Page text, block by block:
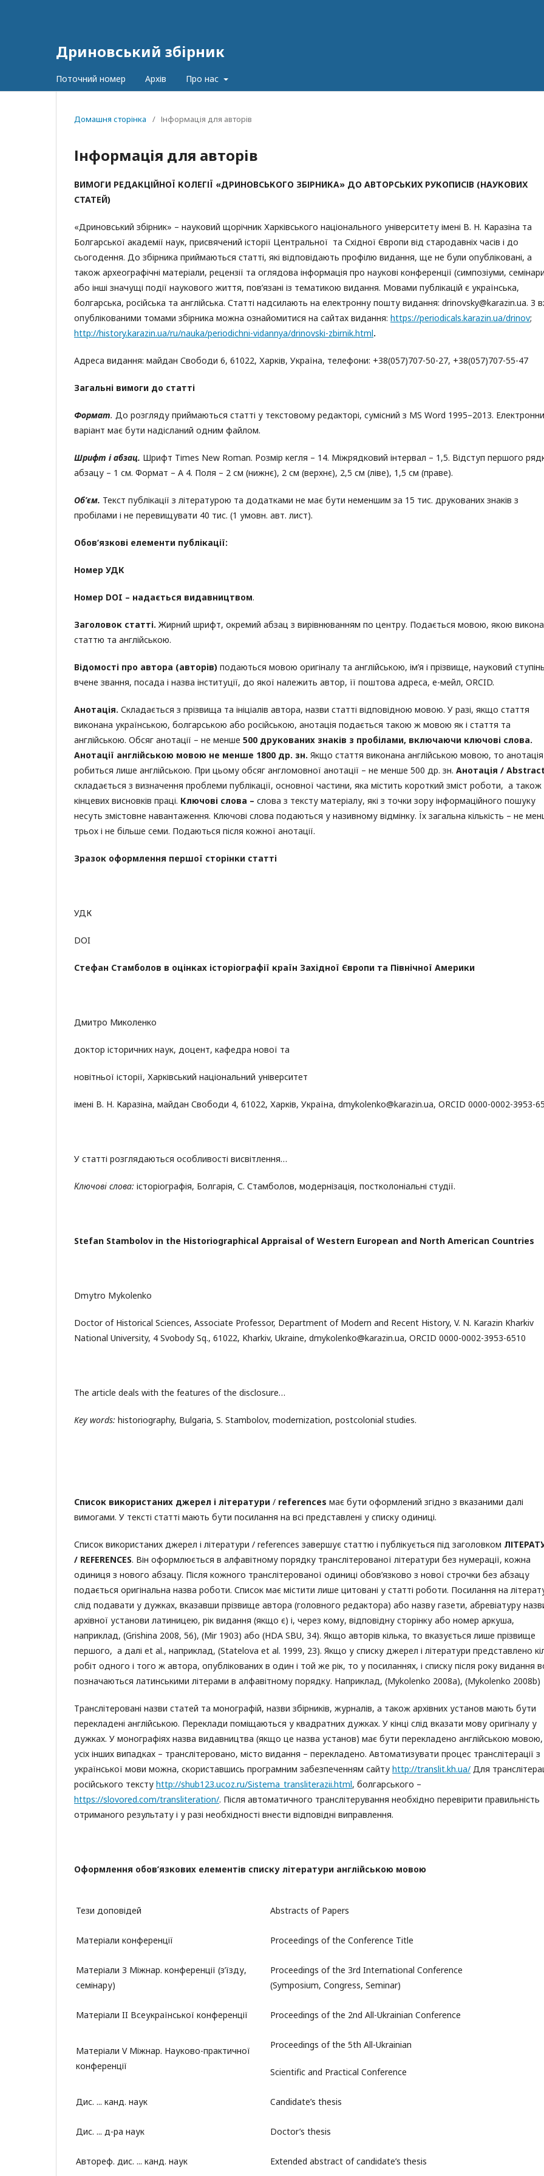
Дриновський збірник
Поточний номер Архів Про нас
Домашня сторінка / Інформація для авторів
Інформація для авторів
ВИМОГИ РЕДАКЦІЙНОЇ КОЛЕГІЇ «ДРИНОВСЬКОГО ЗБІРНИКА» ДО АВТОРСЬКИХ РУКОПИСІВ (НАУКОВИХ
СТАТЕЙ)
«Дриновський збірник» – науковий щорічник Харківського національного університету імені В. Н. Каразіна та
Болгарської академії наук, присвячений історії Центральної та Східної Європи від стародавніх часів і до
сьогодення. До збірника приймаються статті, які відповідають профілю видання, ще не були опубліковані, а
також археографічні матеріали, рецензії та оглядова інформація про наукові конференції (симпозіуми,
або інші значущі події наукового життя, пов’язані із тематикою видання. Мовами публікацій є українська,
болгарська, російська та англійська. Статті надсилають на електронну пошту видання: drinovsky@karazin.ua. З
опублікованими томами збірника можна ознайомитися на сайтах видання: https://periodicals.karazin.ua/drinov;
http://history.karazin.ua/ru/nauka/periodichni-vidannya/drinovski-zbirnik.html.
Адреса видання: майдан Свободи 6, 61022, Харків, Україна, телефони: +38(057)707-50-27, +38(057)707-55-47
Загальні вимоги до статті
Формат. До розгляду приймаються статті у текстовому редакторі, сумісний з MS Word 1995–2013.
варіант має бути надісланий одним файлом.
Шрифт і абзац. Шрифт Tіmes New Roman. Розмір кегля – 14. Міжрядковий інтервал – 1,5. Відступ першого
абзацу – 1 см. Формат – А 4. Поля – 2 см (нижнє), 2 см (верхнє), 2,5 см (ліве), 1,5 см (праве).
Об’єм. Текст публікації з літературою та додатками не має бути неменшим за 15 тис. друкованих знаків з
пробілами і не перевищувати 40 тис. (1 умовн. авт. лист).
Обов’язкові елементи публікації:
Номер УДК
Номер DOI – надається видавництвом.
Заголовок статті. Жирний шрифт, окремий абзац з вирівнюванням по центру. Подається мовою, якою
статтю та англійською.
Відомості про автора (авторів) подаються мовою оригіналу та англійською, ім’я і прізвище, науковий
вчене звання, посада і назва інституції, до якої належить автор, її поштова адреса, е-мейл, ORCID.
Анотація. Складається з прізвища та ініціалів автора, назви статті відповідною мовою. У разі, якщо стаття
виконана українською, болгарською або російською, анотація подається такою ж мовою як і стаття та
англійською. Обсяг анотації – не менше 500 друкованих знаків з пробілами, включаючи ключові слова.
Анотації англійською мовою не менше 1800 др. зн. Якщо стаття виконана англійською мовою, то анотація
робиться лише англійською. При цьому обсяг англомовної анотації – не менше 500 др. зн. Анотація /
складається з визначення проблеми публікації, основної частини, яка містить короткий зміст роботи, а також
кінцевих висновків праці. Ключові слова – слова з тексту матеріалу, які з точки зору інформаційного пошуку
несуть змістовне навантаження. Ключові слова подаються у називному відмінку. Їх загальна кількість – не
трьох і не більше семи. Подаються після кожної анотації.
Зразок оформлення першої сторінки статті
УДК
DOI
Стефан Стамболов в оцінках історіографії країн Західної Європи та Північної Америки
Дмитро Миколенко
доктор історичних наук, доцент, кафедра нової та
новітньої історії, Харківський національний університет
імені В. Н. Каразіна, майдан Свободи 4, 61022, Харків, Україна, dmykolenko@karazin.ua, ORCID 0000-0002-3953-
У статті розглядаються особливості висвітлення…
Ключові слова: історіографія, Болгарія, С. Стамболов, модернізація, постколоніальні студії.
Stefan Stambolov in the Historiographical Appraisal of Western European and North American Countries
Dmуtrо Mуkolenko
Doctor of Historical Sciences, Associate Professor, Department of Modern and Recent History, V. N. Karazin Kharkiv
National University, 4 Svobody Sq., 61022, Kharkiv, Ukraine, dmykolenko@karazin.ua, ORCID 0000-0002-3953-6510
The article deals with the features of the disclosure…
Key words: historiography, Bulgaria, S. Stambolov, modernization, postcolonial studies.
Список використаних джерел і літератури / references має бути оформлений згідно з вказаними далі
вимогами. У тексті статті мають бути посилання на всі представлені у списку одиниці.
Список використаних джерел і літератури / references завершує статтю і публікується під заголовком
/ REFERENCES. Він оформлюється в алфавітному порядку транслітерованої літератури без нумерації, кожна
одиниця з нового абзацу. Після кожного транслітерованої одиниці обов’язково з нової строчки без абзацу
подається оригінальна назва роботи. Список має містити лише цитовані у статті роботи. Посилання на
слід подавати у дужках, вказавши прізвище автора (головного редактора) або назву газети, абревіатуру
архівної установи латиницею, рік видання (якщо є) і, через кому, відповідну сторінку або номер аркуша,
наприклад, (Grishina 2008, 56), (Mir 1903) або (HDA SBU, 34). Якщо авторів кілька, то вказується лише прізвище
першого, а далі et al., наприклад, (Statelova et al. 1999, 23). Якщо у списку джерел і літератури представлено
робіт одного і того ж автора, опублікованих в один і той же рік, то у посиланнях, і списку після року видання
позначаються латинськими літерами в алфавітному порядку. Наприклад, (Mykolenko 2008a), (Mykolenko 2008b)
Транслітеровані назви статей та монографій, назви збірників, журналів, а також архівних установ мають бути
перекладені англійською. Переклади поміщаються у квадратних дужках. У кінці слід вказати мову оригіналу у
дужках. У монографіях назва видавництва (якщо це назва установ) має бути перекладено англійською
усіх інших випадках – транслітеровано, місто видання – перекладено. Автоматизувати процес транслітерації з
української мови можна, скориставшись програмним забезпеченням сайту http://translit.kh.ua/ Для
російського тексту http://shub123.ucoz.ru/Sistema_transliterazii.html, болгарського –
https://slovored.com/transliteration/. Після автоматичного транслітерування необхідно перевірити правильність
отриманого результату і у разі необхідності внести відповідні виправлення.
Оформлення обов’язкових елементів списку літератури англійською мовою
Тези доповідей Abstracts of Papers
Матеріали конференції Proceedings of the Conference Title
Матеріали 3 Міжнар. конференції (з’їзду,
семінару)
Proceedings of the 3rd International Conference
(Symposium, Сongress, Seminar)
Матеріали II Всеукраїнської конференції Proceedings of the 2nd All-Ukrainian Conference
Матеріали V Міжнар. Науково-практичної
конференції
Proceedings of the 5th All-Ukrainian
Scientific and Practical Conference
Дис. ... канд. наук Candidate’s thesis
Дис. ... д-ра наук Doctor’s thesis
Автореф. дис. ... канд. наук Extended abstract of candidate’s thesis